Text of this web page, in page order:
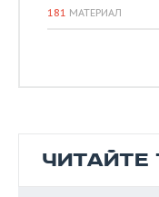
181 МАТЕРИАЛ
ЧИТАЙТЕ